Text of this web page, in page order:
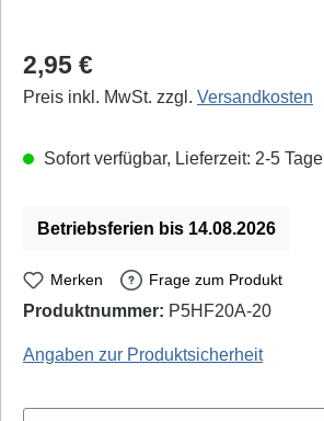
Regulärer Preis:
2,95 €
Preis inkl. MwSt. zzgl. Versandkosten
Sofort verfügbar, Lieferzeit: 2-5 Tage
Betriebsferien bis 14.08.2026
Merken Frage zum Produkt
Produktnummer: P5HF20A-20
Angaben zur Produktsicherheit